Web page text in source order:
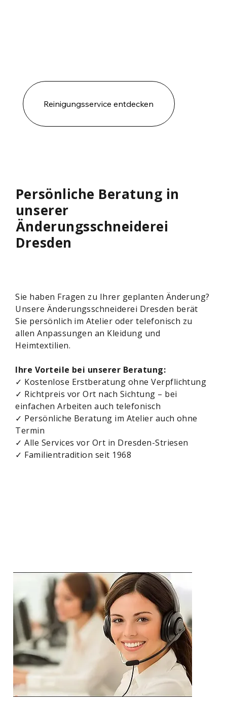
Persönliche Beratung in
unserer
Änderungsschneiderei
Dresden
Sie haben Fragen zu Ihrer geplanten Änderung?
Unsere Änderungsschneiderei Dresden berät
Sie persönlich im Atelier oder telefonisch zu
allen Anpassungen an Kleidung und
Heimtextilien.
Ihre Vorteile bei unserer Beratung:
✓ Kostenlose Erstberatung ohne Verpflichtung
✓ Richtpreis vor Ort nach Sichtung – bei
einfachen Arbeiten auch telefonisch
✓ Persönliche Beratung im Atelier auch ohne
Termin
✓ Alle Services vor Ort in Dresden-Striesen
✓ Familientradition seit 1968
Reinigungsservice entdecken